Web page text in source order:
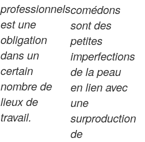
professionnels
est une
obligation
dans un
certain
nombre de
lieux de
travail.
comédons
sont des
petites
imperfections
de la peau
en lien avec
une
surproduction
de